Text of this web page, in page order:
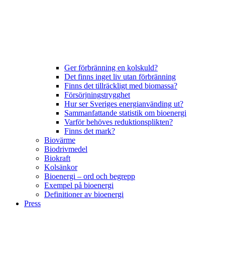
Ger förbränning en kolskuld?
Det finns inget liv utan förbränning
Finns det tillräckligt med biomassa?
Försörjningstrygghet
Hur ser Sveriges energianvänding ut?
Sammanfattande statistik om bioenergi
Varför behöves reduktionsplikten?
Finns det mark?
Biovärme
Biodrivmedel
Biokraft
Kolsänkor
Bioenergi – ord och begrepp
Exempel på bioenergi
Definitioner av bioenergi
Press